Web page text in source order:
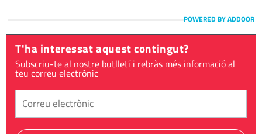
POWERED BY ADDOOR
T'ha interessat aquest contingut?
Subscriu-te al nostre butlletí i rebràs més informació al
teu correu electrònic